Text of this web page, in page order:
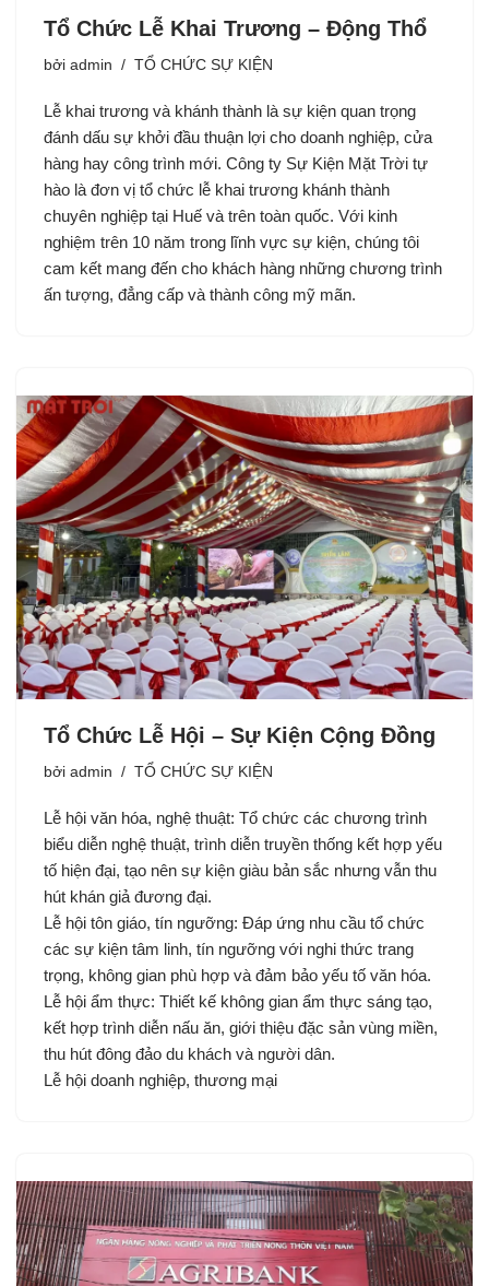
Tổ Chức Lễ Khai Trương – Động Thổ
bởi admin TỔ CHỨC SỰ KIỆN
Lễ khai trương và khánh thành là sự kiện quan trọng
đánh dấu sự khởi đầu thuận lợi cho doanh nghiệp, cửa
hàng hay công trình mới. Công ty Sự Kiện Mặt Trời tự
hào là đơn vị tổ chức lễ khai trương khánh thành
chuyên nghiệp tại Huế và trên toàn quốc. Với kinh
nghiệm trên 10 năm trong lĩnh vực sự kiện, chúng tôi
cam kết mang đến cho khách hàng những chương trình
ấn tượng, đẳng cấp và thành công mỹ mãn.
Tổ Chức Lễ Hội – Sự Kiện Cộng Đồng
bởi admin TỔ CHỨC SỰ KIỆN
Lễ hội văn hóa, nghệ thuật: Tổ chức các chương trình
biểu diễn nghệ thuật, trình diễn truyền thống kết hợp yếu
tố hiện đại, tạo nên sự kiện giàu bản sắc nhưng vẫn thu
hút khán giả đương đại.
Lễ hội tôn giáo, tín ngưỡng: Đáp ứng nhu cầu tổ chức
các sự kiện tâm linh, tín ngưỡng với nghi thức trang
trọng, không gian phù hợp và đảm bảo yếu tố văn hóa.
Lễ hội ẩm thực: Thiết kế không gian ẩm thực sáng tạo,
kết hợp trình diễn nấu ăn, giới thiệu đặc sản vùng miền,
thu hút đông đảo du khách và người dân.
Lễ hội doanh nghiệp, thương mại